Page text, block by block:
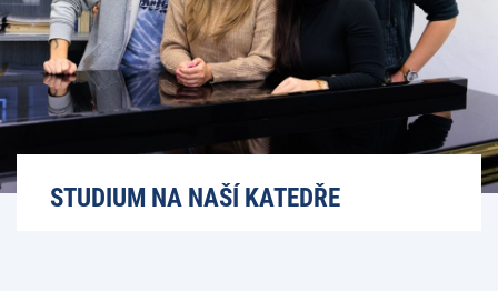
STUDIUM NA NAŠÍ KATEDŘE